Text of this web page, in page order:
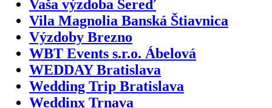
Vaša výzdoba Sereď
Vila Magnolia Banská Štiavnica
Výzdoby Brezno
WBT Events s.r.o. Ábelová
WEDDAY Bratislava
Wedding Trip Bratislava
Weddinx Trnava